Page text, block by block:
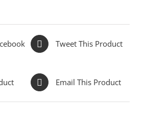
Tweet This Product
Email This Product